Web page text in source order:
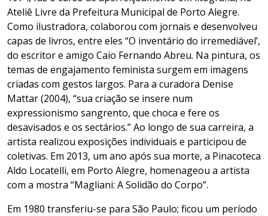
Ateliê Livre da Prefeitura Municipal de Porto Alegre.
Como ilustradora, colaborou com jornais e desenvolveu
capas de livros, entre eles “O inventário do irremediável’,
do escritor e amigo Caio Fernando Abreu. Na pintura, os
temas de engajamento feminista surgem em imagens
criadas com gestos largos. Para a curadora Denise
Mattar (2004), “sua criação se insere num
expressionismo sangrento, que choca e fere os
desavisados e os sectários.” Ao longo de sua carreira, a
artista realizou exposições individuais e participou de
coletivas. Em 2013, um ano após sua morte, a Pinacoteca
Aldo Locatelli, em Porto Alegre, homenageou a artista
com a mostra “Magliani: A Solidão do Corpo”.
Em 1980 transferiu-se para São Paulo; ficou um período